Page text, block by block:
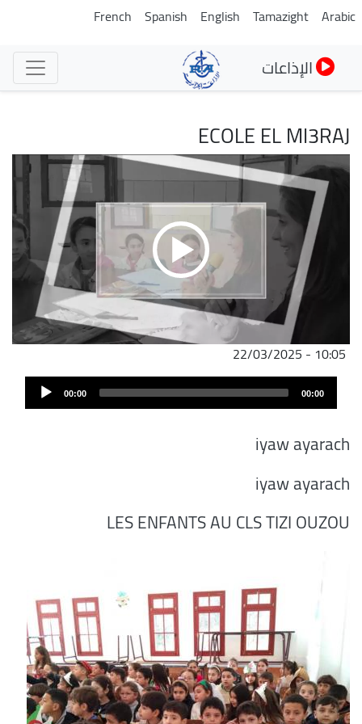
تجاوز
Arabic
Tamazight
English
Spanish
French
الإذاعات
ECOLE EL MI3RAJ
22/03/2025 - 10:05
00:00 00:00
iyaw ayarach
iyaw ayarach
LES ENFANTS AU CLS TIZI OUZOU